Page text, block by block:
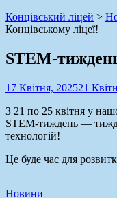
Концівський ліцей >
Концівському ліцеї!
STEM-
17 Квітня, 202521
З 21 по 25 квітня у
STEM-тиждень —
технологій!
Це буде час для
Новини